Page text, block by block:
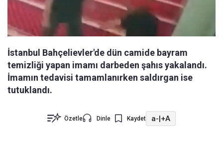
İstanbul Bahçelievler'de dün camide bayram
temizliği yapan imamı darbeden şahıs yakalandı.
İmamın tedavisi tamamlanırken saldırgan ise
tutuklandı.
Özetle Dinle Kaydet a-|+A